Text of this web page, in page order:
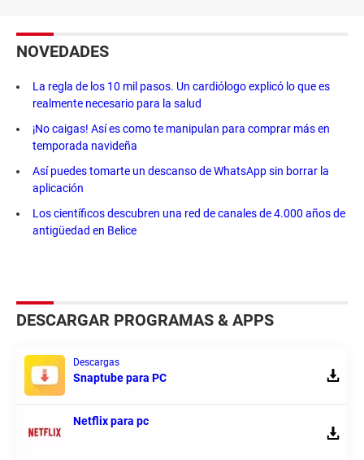
NOVEDADES
La regla de los 10 mil pasos. Un cardiólogo explicó lo que es
realmente necesario para la salud
¡No caigas! Así es como te manipulan para comprar más en
temporada navideña
Así puedes tomarte un descanso de WhatsApp sin borrar la
aplicación
Los científicos descubren una red de canales de 4.000 años de
antigüedad en Belice
DESCARGAR PROGRAMAS & APPS
Descargas
Snaptube para PC
Netflix para pc